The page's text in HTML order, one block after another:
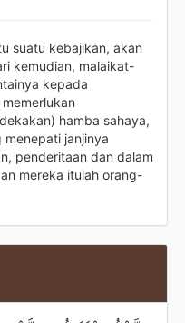
suatu kebajikan, akan
kemudian, malaikat-
kepada
hamba sahaya,
janjinya
penderitaan dan dalam
mereka itulah orang-